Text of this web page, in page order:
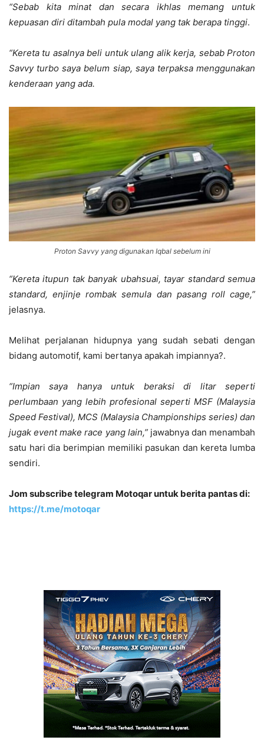
“Sebab kita minat dan secara ikhlas memang untuk
kepuasan diri ditambah pula modal yang tak berapa tinggi.
“Kereta tu asalnya beli untuk ulang alik kerja, sebab Proton
Savvy turbo saya belum siap, saya terpaksa menggunakan
kenderaan yang ada.
Proton Savvy yang digunakan Iqbal sebelum ini
“Kereta itupun tak banyak ubahsuai, tayar standard semua
standard, enjinje rombak semula dan pasang roll cage,”
jelasnya.
Melihat perjalanan hidupnya yang sudah sebati dengan
bidang automotif, kami bertanya apakah impiannya?.
“Impian saya hanya untuk beraksi di litar seperti
perlumbaan yang lebih profesional seperti MSF (Malaysia
Speed Festival), MCS (Malaysia Championships series) dan
jugak event make race yang lain,” jawabnya dan menambah
satu hari dia berimpian memiliki pasukan dan kereta lumba
sendiri.
Jom subscribe telegram Motoqar untuk berita pantas di:
https://t.me/motoqar